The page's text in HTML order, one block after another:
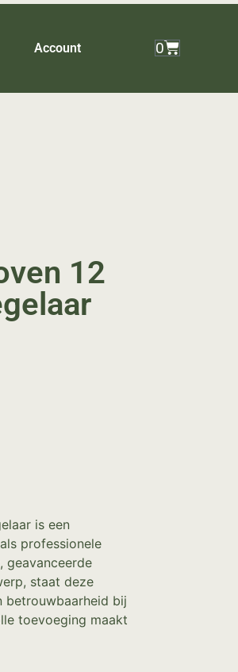
Account 0
12
is een
professionele
geavanceerde
staat deze
betrouwbaarheid bij
toevoeging maakt